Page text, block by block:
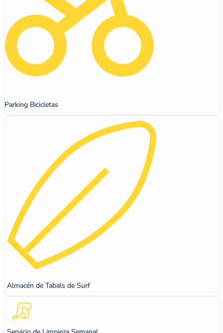
Parking Bicicletas
Almacén de Tabals de Surf